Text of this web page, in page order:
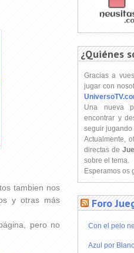
tambien nos
y otras más
pero no
¿Quiénes
Gracias a
jugar con
Una nueva
encontrar y
seguir jugando
Actualmente,
directas de
sobre el tema.
Esperamos os
Foro
Con el pelo
Azul por